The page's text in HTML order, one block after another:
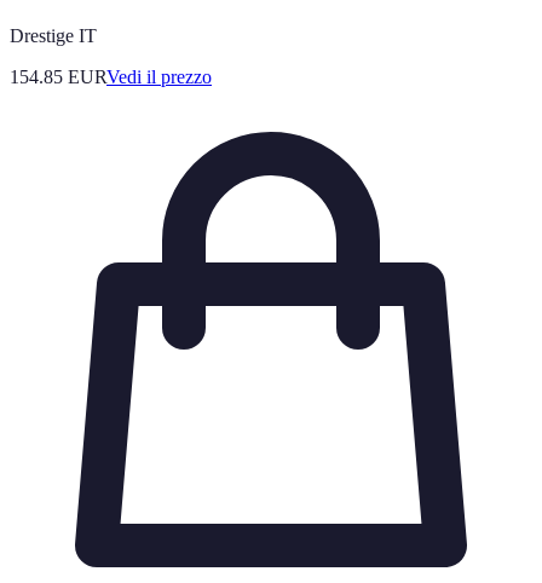
Drestige IT
154.85 EURVedi il prezzo